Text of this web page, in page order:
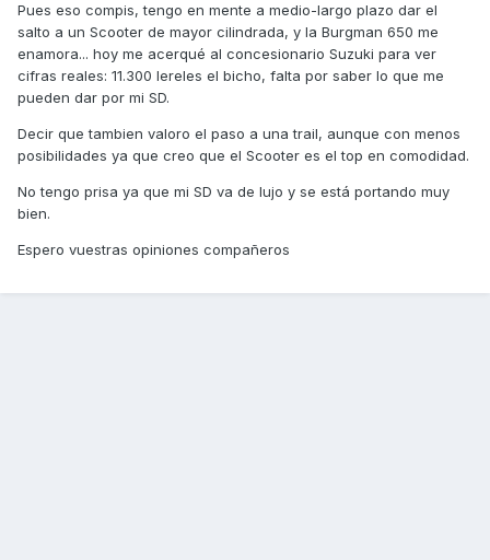
Pues eso compis, tengo en mente a medio-largo plazo dar el
salto a un Scooter de mayor cilindrada, y la Burgman 650 me
enamora... hoy me acerqué al concesionario Suzuki para ver
cifras reales: 11.300 lereles el bicho, falta por saber lo que me
pueden dar por mi SD.
Decir que tambien valoro el paso a una trail, aunque con menos
posibilidades ya que creo que el Scooter es el top en comodidad.
No tengo prisa ya que mi SD va de lujo y se está portando muy
bien.
Espero vuestras opiniones compañeros